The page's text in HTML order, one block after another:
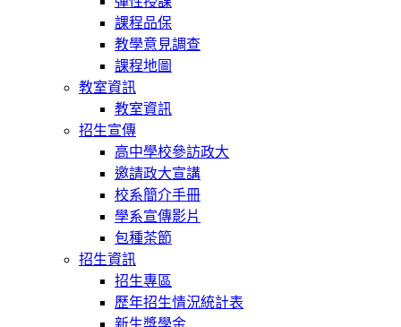
課程品保
教學意見調查
課程地圖
教室資訊
教室資訊
招生宣傳
高中學校參訪政大
邀請政大宣講
校系簡介手冊
學系宣傳影片
包種茶節
招生資訊
招生專區
歷年招生情況統計表
新生獎學金